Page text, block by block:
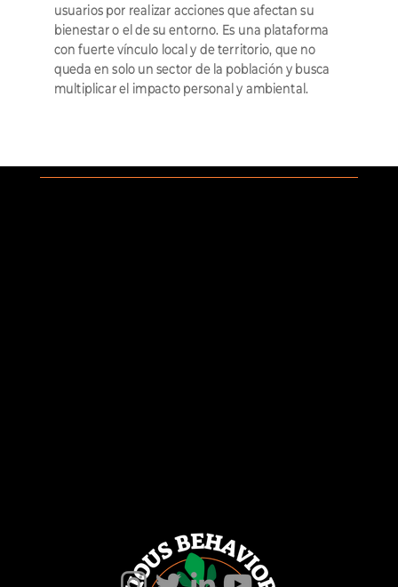
usuarios por realizar acciones que afectan su
bienestar o el de su entorno. Es una plataforma
con fuerte vínculo local y de territorio, que no
queda en solo un sector de la población y busca
multiplicar el impacto personal y ambiental.